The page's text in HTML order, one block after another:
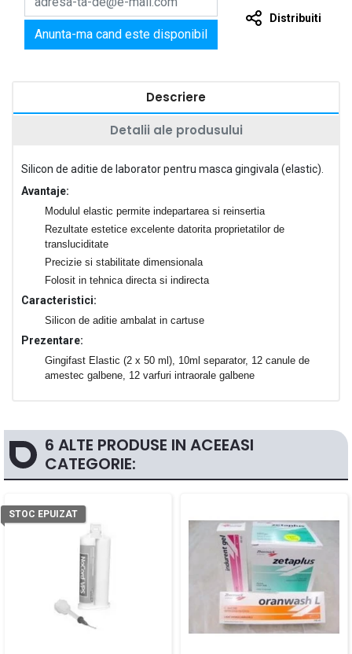
Anunta-ma cand este disponibil
Distribuiti
Descriere
Detalii ale produsului
Silicon de aditie de laborator pentru masca gingivala (elastic).
Avantaje:
Modulul elastic permite indepartarea si reinsertia
Rezultate estetice excelente datorita proprietatilor de
transluciditate
Precizie si stabilitate dimensionala
Folosit in tehnica directa si indirecta
Caracteristici:
Silicon de aditie ambalat in cartuse
Prezentare:
Gingifast Elastic (2 x 50 ml), 10ml separator, 12 canule de
amestec galbene, 12 varfuri intraorale galbene
6 ALTE PRODUSE IN ACEEASI
CATEGORIE:
STOC EPUIZAT